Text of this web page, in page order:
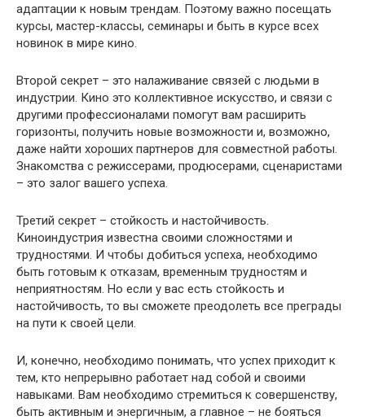
адаптации к новым трендам. Поэтому важно посещать
курсы, мастер-классы, семинары и быть в курсе всех
новинок в мире кино.
Второй секрет – это налаживание связей с людьми в
индустрии. Кино это коллективное искусство, и связи с
другими профессионалами помогут вам расширить
горизонты, получить новые возможности и, возможно,
даже найти хороших партнеров для совместной работы.
Знакомства с режиссерами, продюсерами, сценаристами
– это залог вашего успеха.
Третий секрет – стойкость и настойчивость.
Киноиндустрия известна своими сложностями и
трудностями. И чтобы добиться успеха, необходимо
быть готовым к отказам, временным трудностям и
неприятностям. Но если у вас есть стойкость и
настойчивость, то вы сможете преодолеть все преграды
на пути к своей цели.
И, конечно, необходимо понимать, что успех приходит к
тем, кто непрерывно работает над собой и своими
навыками. Вам необходимо стремиться к совершенству,
быть активным и энергичным, а главное – не бояться